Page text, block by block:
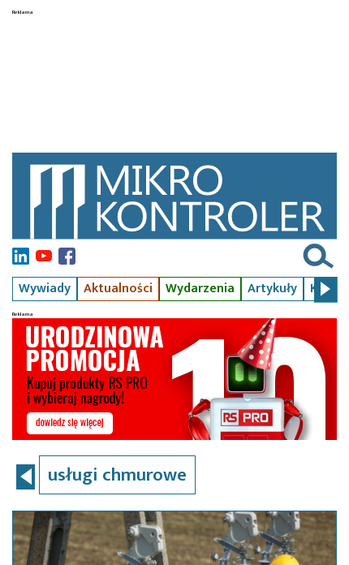
Wywiady Aktualności Wydarzenia Artykuły Kursy
usługi chmurowe